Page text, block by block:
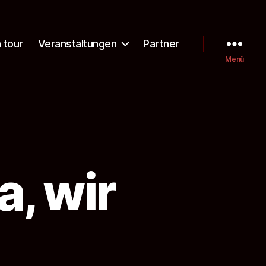
tour Veranstaltungen Partner
Menü
wir